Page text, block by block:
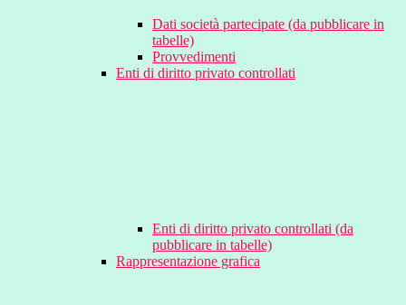
Dati società partecipate (da pubblicare in
tabelle)
Provvedimenti
Enti di diritto privato controllati
Enti di diritto privato controllati (da
pubblicare in tabelle)
Rappresentazione grafica